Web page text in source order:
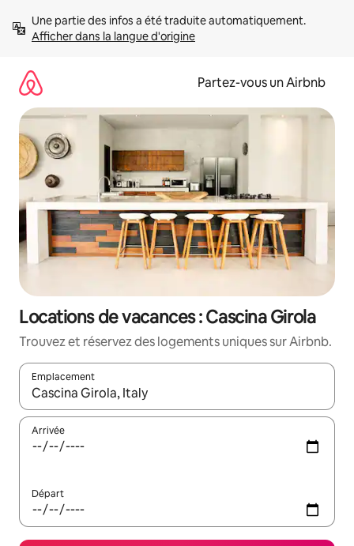
directement
Afficher dans la langue d'origine
Partez-vous un Airbnb
Locations de vacances : Cascina Girola
Trouvez et réservez des logements uniques sur Airbnb.
Emplacement
Quand les résultats sont affichés, parcourez-les en utilisant
Arrivée
Départ